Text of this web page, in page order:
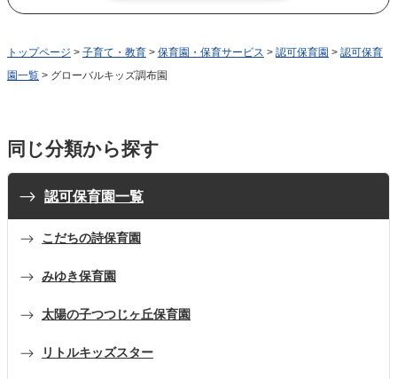
トップページ > 子育て・教育 > 保育園・保育サービス > 認可保育園 > 認可保育
園一覧 > グローバルキッズ調布園
同じ分類から探す
認可保育園一覧
こだちの詩保育園
みゆき保育園
太陽の子つつじヶ丘保育園
リトルキッズスター